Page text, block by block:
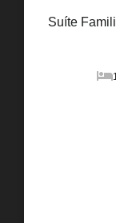
Suíte